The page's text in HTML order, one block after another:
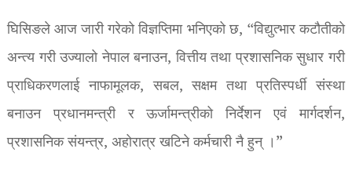
घिसिङले आज जारी गरेको विज्ञप्तिमा भनिएको छ, “विद्युत्भार कटौतीको
अन्त्य गरी उज्यालो नेपाल बनाउन, वित्तीय तथा प्रशासनिक सुधार गरी
प्राधिकरणलाई नाफामूलक, सबल, सक्षम तथा प्रतिस्पर्धी संस्था
बनाउन प्रधानमन्त्री र ऊर्जामन्त्रीको निर्देशन एवं मार्गदर्शन,
प्रशासनिक संयन्त्र, अहोरात्र खटिने कर्मचारी नै हुन् ।”